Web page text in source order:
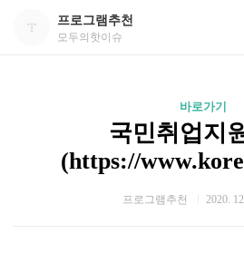
프로그램추천
모두의핫이슈
바로가기
국민취업지
(https://
프로그램추천 2020.